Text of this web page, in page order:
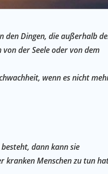
den Dingen, die außerhalb
der Seele oder von dem
wenn es nicht
dann kann sie
kranken Menschen zu tun